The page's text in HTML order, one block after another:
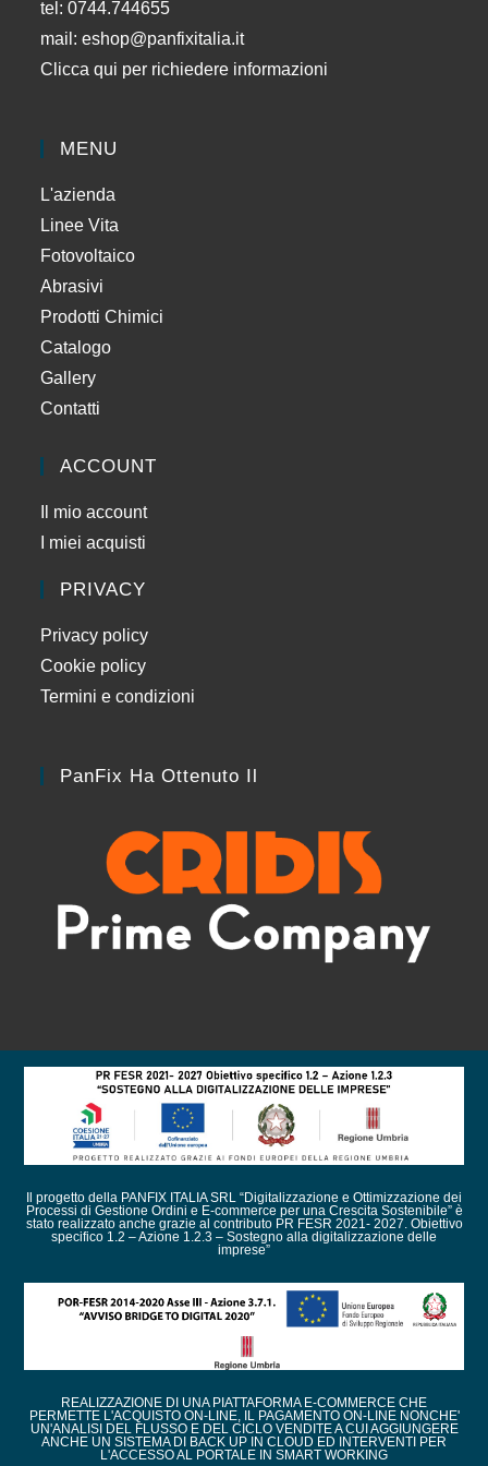
tel: 0744.744655
mail:eshop@panfixitalia.it
Clicca qui per richiedere informazioni
MENU
L'azienda
Linee Vita
Fotovoltaico
Abrasivi
Prodotti Chimici
Catalogo
Gallery
Contatti
ACCOUNT
Il mio account
I miei acquisti
PRIVACY
Privacy policy
Cookie policy
Termini e condizioni
PanFix Ha Ottenuto Il
Il progetto della PANFIX ITALIA SRL “Digitalizzazione e Ottimizzazione dei
Processi di Gestione Ordini e E-commerce per una Crescita Sostenibile” è
stato realizzato anche grazie al contributo PR FESR 2021- 2027. Obiettivo
specifico 1.2 – Azione 1.2.3 – Sostegno alla digitalizzazione delle
imprese”
REALIZZAZIONE DI UNA PIATTAFORMA E-COMMERCE CHE
PERMETTE L'ACQUISTO ON-LINE, IL PAGAMENTO ON-LINE NONCHE'
UN'ANALISI DEL FLUSSO E DEL CICLO VENDITE A CUI AGGIUNGERE
ANCHE UN SISTEMA DI BACK UP IN CLOUD ED INTERVENTI PER
L'ACCESSO AL PORTALE IN SMART WORKING